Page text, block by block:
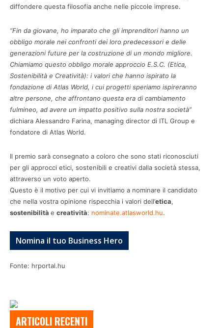
diffondere questa filosofia anche nelle piccole imprese.
“Fin da giovane, ho imparato che gli imprenditori hanno un
obbligo morale nei confronti dei loro predecessori e delle
generazioni future per la costruzione di un mondo migliore.
Chiamiamo questo obbligo morale approccio E.S.C. (Etica,
Sostenibilità e Creatività): i valori che hanno ispirato la
fondazione di Atlas World, i cui progetti speriamo ispireranno
altre persone, che affrontano questa era di cambiamento
fulmineo, ad avere un impatto positivo sulla nostra società”
dichiara Alessandro Farina, managing director di ITL Group e
fondatore di Atlas World.
Il premio sarà consegnato a coloro che sono stati riconosciuti
per gli approcci etici, sostenibili e creativi dalla società stessa,
attraverso un voto aperto.
Questo è il motivo per cui vi invitiamo a nominare il candidato
che nella vostra opinione rispecchia i valori dell’etica,
sostenibilità e creatività: nominate.atlasworld.hu.
Nomina il tuo Business Hero
Fonte: hrportal.hu
ARTICOLI RECENTI